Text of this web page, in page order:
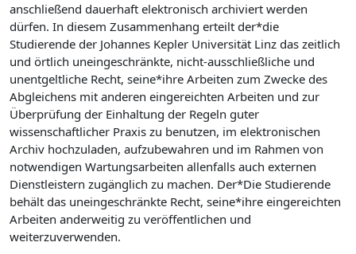
anschließend dauerhaft elektronisch archiviert werden
dürfen. In diesem Zusammenhang erteilt der*die
Studierende der Johannes Kepler Universität Linz das zeitlich
und örtlich uneingeschränkte, nicht-ausschließliche und
unentgeltliche Recht, seine*ihre Arbeiten zum Zwecke des
Abgleichens mit anderen eingereichten Arbeiten und zur
Überprüfung der Einhaltung der Regeln guter
wissenschaftlicher Praxis zu benutzen, im elektronischen
Archiv hochzuladen, aufzubewahren und im Rahmen von
notwendigen Wartungsarbeiten allenfalls auch externen
Dienstleistern zugänglich zu machen. Der*Die Studierende
behält das uneingeschränkte Recht, seine*ihre eingereichten
Arbeiten anderweitig zu veröffentlichen und
weiterzuverwenden.